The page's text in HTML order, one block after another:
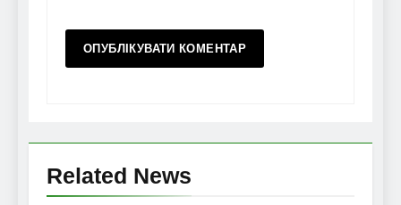
Related News